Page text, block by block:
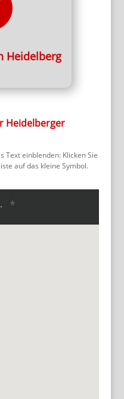
Heidelberg
Heidelberger
Text einblenden: Klicken Sie
auf das kleine Symbol.